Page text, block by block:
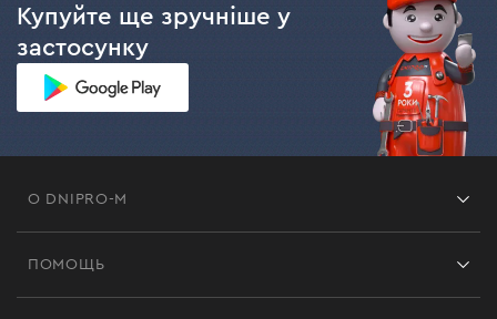
Купуйте ще зручніше у
застосунку
О DNIPRO-M
ПОМОЩЬ